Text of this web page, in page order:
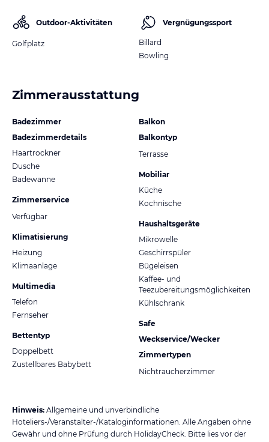
Outdoor-Aktivitäten
Golfplatz
Vergnügungssport
Billard
Bowling
Zimmerausstattung
Badezimmer
Badezimmerdetails
Haartrockner
Dusche
Badewanne
Zimmerservice
Verfügbar
Klimatisierung
Heizung
Klimaanlage
Multimedia
Telefon
Fernseher
Bettentyp
Doppelbett
Zustellbares Babybett
Balkon
Balkontyp
Terrasse
Mobiliar
Küche
Kochnische
Haushaltsgeräte
Mikrowelle
Geschirrspüler
Bügeleisen
Kaffee- und
Teezubereitungsmöglichkeiten
Kühlschrank
Safe
Weckservice/Wecker
Zimmertypen
Nichtraucherzimmer
Hinweis: Allgemeine und unverbindliche
Hoteliers-/Veranstalter-/Kataloginformationen. Alle Angaben ohne
Gewähr und ohne Prüfung durch HolidayCheck. Bitte lies vor der